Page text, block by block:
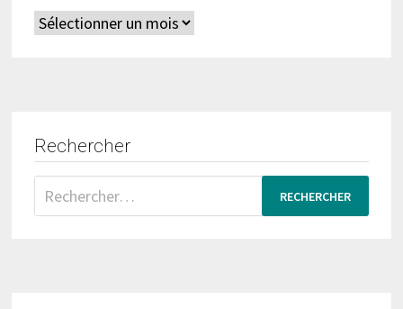
Archives
Rechercher
Rechercher :